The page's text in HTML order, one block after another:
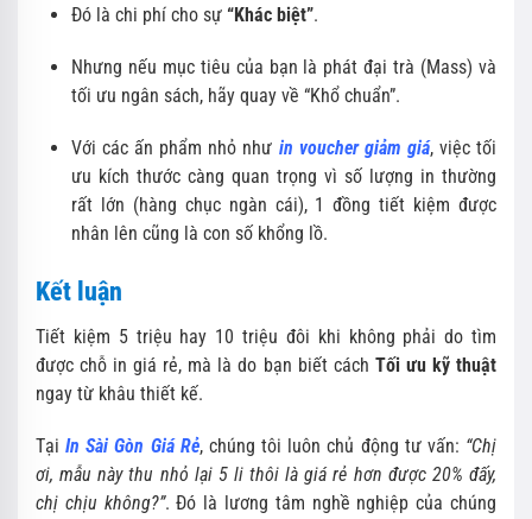
Đó là chi phí cho sự “Khác biệt”.
Nhưng nếu mục tiêu của bạn là phát đại trà (Mass) và
tối ưu ngân sách, hãy quay về “Khổ chuẩn”.
Với các ấn phẩm nhỏ như in voucher giảm giá, việc tối
ưu kích thước càng quan trọng vì số lượng in thường
rất lớn (hàng chục ngàn cái), 1 đồng tiết kiệm được
nhân lên cũng là con số khổng lồ.
Kết luận
Tiết kiệm 5 triệu hay 10 triệu đôi khi không phải do tìm
được chỗ in giá rẻ, mà là do bạn biết cách Tối ưu kỹ thuật
ngay từ khâu thiết kế.
TạiIn Sài Gòn Giá Rẻ, chúng tôi luôn chủ động tư vấn: “Chị
ơi, mẫu này thu nhỏ lại 5 li thôi là giá rẻ hơn được 20% đấy,
chị chịu không?”. Đó là lương tâm nghề nghiệp của chúng